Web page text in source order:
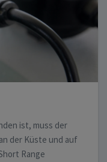
ist, muss der
der Küste und auf
Range